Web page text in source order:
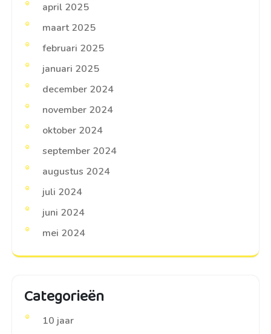
april 2025
maart 2025
februari 2025
januari 2025
december 2024
november 2024
oktober 2024
september 2024
augustus 2024
juli 2024
juni 2024
mei 2024
Categorieën
10 jaar